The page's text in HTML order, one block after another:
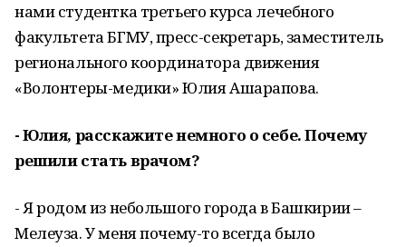
нами студентка третьего курса лечебного
факультета БГМУ, пресс-секретарь, заместитель
регионального координатора движения
«Волонтеры-медики» Юлия Ашарапова.
- Юлия, расскажите немного о себе. Почему
решили стать врачом?
- Я родом из небольшого города в Башкирии –
Мелеуза. У меня почему-то всегда было